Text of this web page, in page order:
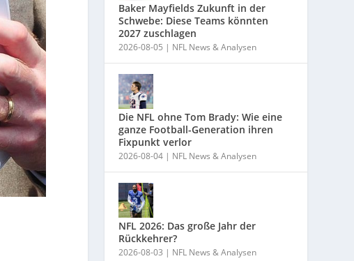
Baker Mayfields Zukunft in der
Schwebe: Diese Teams könnten
2027 zuschlagen
2026-08-05 | NFL News & Analysen
Die NFL ohne Tom Brady: Wie eine
ganze Football-Generation ihren
Fixpunkt verlor
2026-08-04 | NFL News & Analysen
NFL 2026: Das große Jahr der
Rückkehrer?
2026-08-03 | NFL News & Analysen